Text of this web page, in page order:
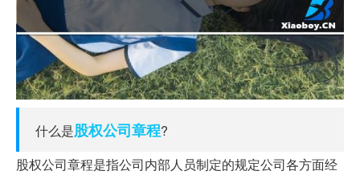
什么是股权公司章程?
股权公司章程是指公司内部人员制定的规定公司各方面经